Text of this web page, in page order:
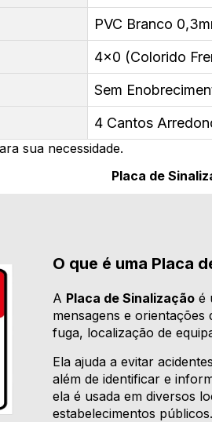
PVC Branco
4x0 (Colorido
Sem
4 Cantos
sua necessidade.
Placa de
O que é uma Placa
A Placa de Sinalização é
mensagens e
fuga, localização de
Ela ajuda a evitar
além de identificar e
ela é usada em diversos
estabelecimentos públicos.